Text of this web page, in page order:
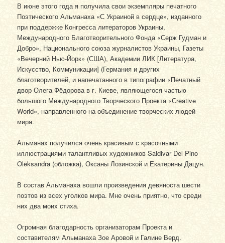
В июне этого года я получила свои экземпляры печатного
Поэтического Альманаха «С Украиной в сердце», изданного
при поддержке Конгресса литераторов Украины,
Международного Благотворительного Фонда «Серж Гудман и
Добро», Национального союза журналистов Украины, Газеты
«Вечерний Нью-Йорк» (США), Академии ЛИК [Литература,
Искусство, Коммуникации] (Германия и других
благотворителей, и напечатанного в типографии «Печатный
двор Олега Фёдорова в г. Киеве, являющегося частью
большого Международного Творческого Проекта «Сreative
World», направленного на объединение творческих людей
мира.
Альманах получился очень красивым с красочными
иллюстрациями талантливых художников Saldivar Del Pino
Oleksandra (обложка), Оксаны Лозинской и Екатерины Дацун.
В состав Альманаха вошли произведения девяноста шести
поэтов из всех уголков мира. Мне очень приятно, что среди
них два моих стиха.
Огромная благодарность организаторам Проекта и
составителям Альманаха Зое Аровой и Галине Верд.